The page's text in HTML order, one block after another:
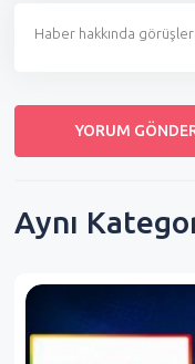
Aynı